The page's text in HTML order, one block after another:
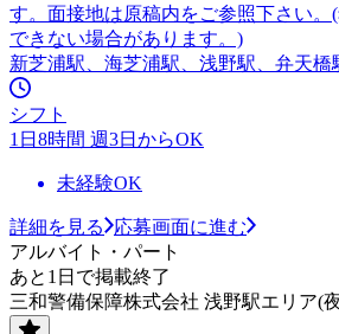
す。面接地は原稿内をご参照下さい。
できない場合があります。)
新芝浦駅、海芝浦駅、浅野駅、弁天橋
シフト
1日8時間 週3日からOK
未経験OK
詳細を見る
応募画面に進む
アルバイト・パート
あと1日で掲載終了
三和警備保障株式会社 浅野駅エリア(